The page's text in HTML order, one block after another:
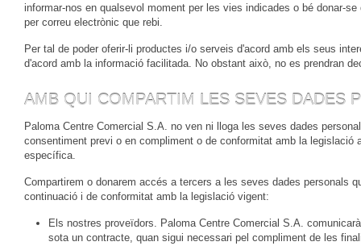
informar-nos en qualsevol moment per les vies indicades o bé donar-
per correu electrònic que rebi.
Per tal de poder oferir-li productes i/o serveis d'acord amb els seus
d'acord amb la informació facilitada. No obstant això, no es prendran
AMB QUI COMPARTIM LES SEVES DADES
Paloma Centre Comercial S.A. no ven ni lloga les seves dades
consentiment previ o en compliment o de conformitat amb la
específica.
Compartirem o donarem accés a tercers a les seves dades personals
continuació i de conformitat amb la legislació vigent:
Els nostres proveïdors. Paloma Centre Comercial S.A.
sota un contracte, quan sigui necessari pel compliment de les